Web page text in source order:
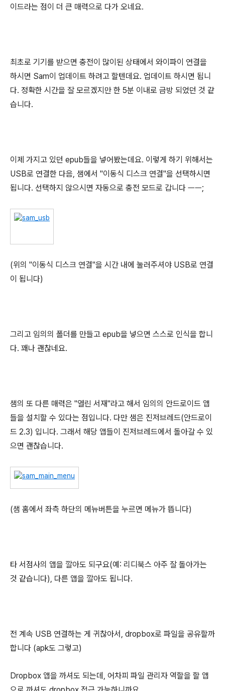
이드라는 점이 더 큰 매력으로 다가 오네요.
최초로 기기를 받으면 충전이 많이된 상태에서 와이파이 연결을
하시면 Sam이 업데이트 하려고 할텐데요. 업데이트 하시면 됩니
다. 정확한 시간을 잘 모르겠지만 한 5분 이내로 금방 되었던 것 같
습니다.
이제 가지고 있던 epub들을 넣어봤는데요. 이렇게 하기 위해서는
USB로 연결한 다음, 샘에서 "이동식 디스크 연결"을 선택하시면
됩니다. 선택하지 않으시면 자동으로 충전 모드로 갑니다 ㅡㅡ;
(위의 "이동식 디스크 연결"을 시간 내에 눌러주셔야 USB로 연결
이 됩니다)
그리고 임의의 폴더를 만들고 epub을 넣으면 스스로 인식을 합니
다. 꽤나 괜찮네요.
샘의 또 다른 매력은 "열린 서재"라고 해서 임의의 안드로이드 앱
들을 설치할 수 있다는 점입니다. 다만 샘은 진저브레드(안드로이
드 2.3) 입니다. 그래서 해당 앱들이 진저브레드에서 돌아갈 수 있
으면 괜찮습니다.
(샘 홈에서 좌측 하단의 메뉴버튼을 누르면 메뉴가 뜹니다)
타 서점사의 앱을 깔아도 되구요(예: 리디북스 아주 잘 돌아가는
것 같습니다), 다른 앱을 깔아도 됩니다.
전 계속 USB 연결하는 게 귀찮아서, dropbox로 파일을 공유할까
합니다 (apk도 그렇고)
Dropbox 앱을 까셔도 되는데, 어차피 파일 관리자 역할을 할 앱